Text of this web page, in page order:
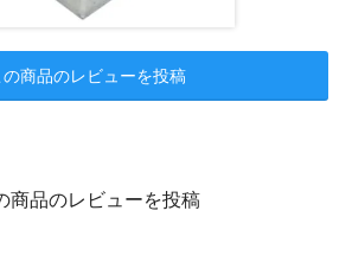
の商品のレビューを投稿
商品のレビューを投稿